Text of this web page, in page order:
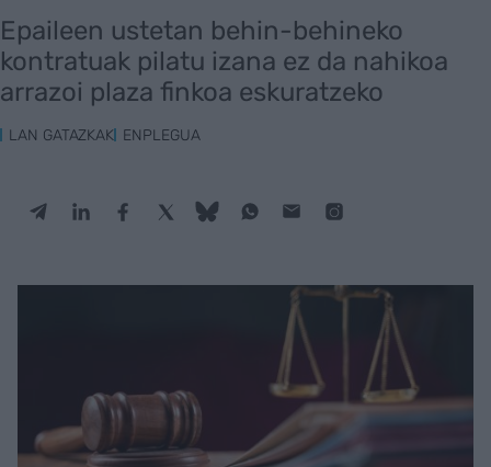
Epaileen ustetan behin-behineko
kontratuak pilatu izana ez da nahikoa
arrazoi plaza finkoa eskuratzeko
LAN GATAZKAK ENPLEGUA